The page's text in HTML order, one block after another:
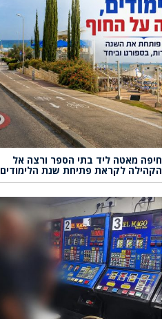
חיפה מאטה ליד בתי הספר ורצה אל
הקהילה לקראת פתיחת שנת הלימודים